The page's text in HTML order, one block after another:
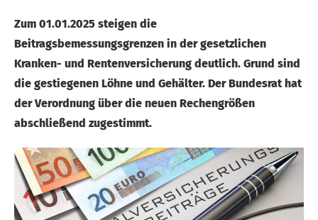
Zum 01.01.2025 steigen die
Beitragsbemessungsgrenzen in der gesetzlichen
Kranken- und Rentenversicherung deutlich. Grund sind
die gestiegenen Löhne und Gehälter. Der Bundesrat hat
der Verordnung über die neuen Rechengrößen
abschließend zugestimmt.